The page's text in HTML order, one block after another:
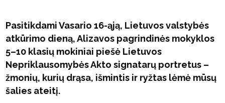
Pasitikdami Vasario 16-ąją, Lietuvos valstybės
atkūrimo dieną, Alizavos pagrindinės mokyklos
5–10 klasių mokiniai piešė Lietuvos
Nepriklausomybės Akto signatarų portretus –
žmonių, kurių drąsa, išmintis ir ryžtas lėmė mūsų
šalies ateitį.